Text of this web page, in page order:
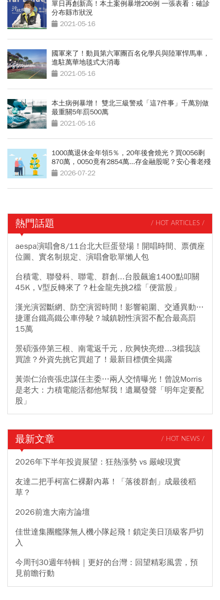
單日再創新高！本土案例暴增206例 一張表看：確診
分布縣市狀況
2021-05-16
國軍來了！動員第六軍團百名化學兵與陸軍悍馬車，
進駐萬華地毯式大消毒
2021-05-16
本土病例暴增！ 雙北三級警戒「這7件事」千萬別做
最重關5年罰500萬
2021-05-16
1000萬退休金年領5％，20年後會燒光？買0056剩
870萬，0050竟有2854萬...存金融股呢？安心養老殘
酷真相
2026-07-22
熱門話題 / HOT ARTICLES /
aespa演唱會8/11台北大巨蛋登場！開唱時間、票價座
位圖、實名制規定、演唱會歌單懶人包
台積電、聯發科、聯電、群創...台股飆逾1400點叩關
45K，V型反轉來了？杜金龍先挑2檔「便當股」
漢光演習斷網、防空演習時間！影響範圍、交通異動…
捷運台鐵高鐵公車停駛？城鎮韌性演習不配合最高罰
15萬
景碩漲停第三根、南電返千元，欣興快亮燈...3檔我該
買誰？外資先挑它買超了！最新目標價全揭露
黃崇仁治喪張忠謀任主委…兩人交情曝光！曾說Morris
是老大：力積電能活都他幫我！遺屬發聲「明年定要配
股」
最新文章 / HOT NEWS /
2026年下半年投資展望：狂熱漲勢 vs 嚴峻現實
友達二把手柯富仁裸辭內幕！「落後群創」成最後稻
草？
2026前進大南方論壇
佳世達集團艦隊無人機小隊起飛！鎖定美日頂級客戶切
入
今周刊30週年特輯｜更好的台灣：回望精彩風雲，預
見前瞻行動